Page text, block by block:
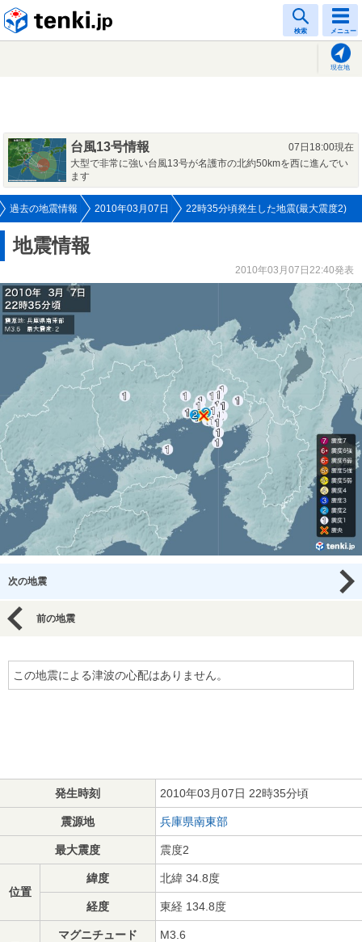
検索 メニュー
現在地
台風13号情報
07日18:00現在
大型で非常に強い台風13号が名護市の北約50kmを西に進んでい
ます
過去の地震情報 2010年03月07日 22時35分頃発生した地震(最大震度2)
地震情報
2010年03月07日22:40発表
次の地震
前の地震
この地震による津波の心配はありません。
発生時刻 2010年03月07日 22時35分頃
震源地 兵庫県南東部
最大震度 震度2
位置
緯度 北緯 34.8度
経度 東経 134.8度
マグニチュード M3.6